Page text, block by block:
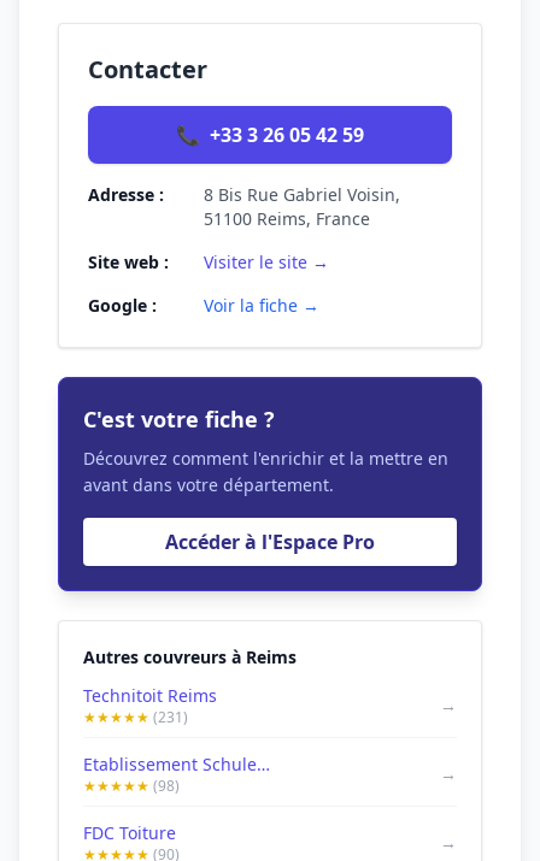
Contacter
📞 +33 3 26 05 42 59
Adresse :
8 Bis Rue Gabriel Voisin,
51100 Reims, France
Site web :
Visiter le site →
Google :
Voir la fiche →
C'est votre fiche ?
Découvrez comment l'enrichir et la mettre en
avant dans votre département.
Accéder à l'Espace Pro
Autres couvreurs à Reims
Technitoit Reims
★★★★★ (231)
→
Etablissement Schuler | Couvreur à Reims Dépannage fuite
★★★★★ (98)
→
FDC Toiture
★★★★★ (90)
→